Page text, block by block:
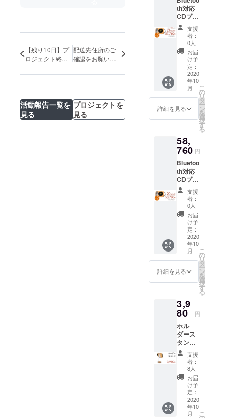
【残り10日】プ
ロジェクト終了
配送先住所のご
確認をお願いい
活動報告一覧を
見る
プロジェクトを
見る
タンド
x1 ・リ
モコン
x1 ・電
源ケー
ブル x1
・日本
語取り
扱い説
明書 x1
コース
にホル
れてお
りませ
ん。 ※
お届け
予定
は、生
産、配
送状況
により
遅れる
可能性
もござ
いま
す。 ※
送料込
の価格
となり
※商品の
デザイ
ンに関
ては一
部変更
になる
可能性
もござ
いま
す。ご
了承く
ださ
い。
th対応
CDプ
レー
ヤー
「SING
LE」2
セット
のお届
けで
す。 ＜
1セット
の詳細
＞ ・CD
プレー
ヤー本
アタッ
シュ
ケース
x1 ・ス
タンド
x1 ・リ
モコン
x1 ・電
源ケー
ブル x1
・日本
語取り
扱い説
明書 x1
コース
にホル
れてお
りませ
ん。 ※
お届け
予定
は、生
産、配
送状況
により
遅れる
可能性
もござ
いま
す。 ※
支援
者：
0人
お届
け予
定：
2020
年10
月
詳細を見る
こ
の
リ
タ
ー
ン
を
選
択
す
る
58,
760 円
Bluetoo
th対応
CDプ
レー
ヤー
「SING
LE」2
セット
のお届
けで
す。 ＜
1セット
の詳細
＞ ・CD
プレー
ヤー本
アタッ
シュ
ケース
x1 ・ス
タンド
x1 ・リ
モコン
x1 ・電
源ケー
ブル x1
・日本
語取り
扱い説
明書 x1
支援
者：
0人
お届
け予
定：
2020
年10
月
詳細を見る
こ
の
リ
タ
ー
ン
を
選
択
す
る
3,9
80 円
ホル
ダース
タンド1
本のお
届けで
す。 CD
プレー
ヤー
「SING
LE」は
もちろ
ん、対
支援
者：
8人
お届
け予
定：
2020
年10
月
こ